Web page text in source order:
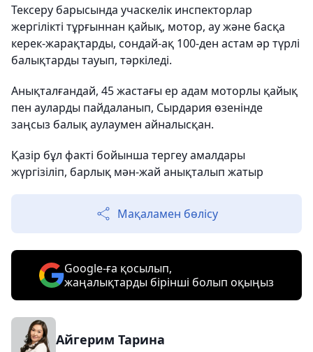
Тексеру барысында учаскелік инспекторлар
жергілікті тұрғыннан қайық, мотор, ау және басқа
керек-жарақтарды, сондай-ақ 100-ден астам әр түрлі
балықтарды тауып, тәркіледі.
Анықталғандай, 45 жастағы ер адам моторлы қайық
пен ауларды пайдаланып, Сырдария өзенінде
заңсыз балық аулаумен айналысқан.
Қазір бұл факті бойынша тергеу амалдары
жүргізіліп, барлық мән-жай анықталып жатыр
Мақаламен бөлісу
Google-ға қосылып,
жаңалықтарды бірінші болып оқыңыз
Айгерим Тарина